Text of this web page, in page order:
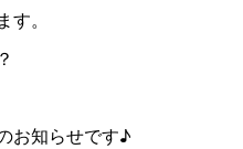
。
お知らせです♪